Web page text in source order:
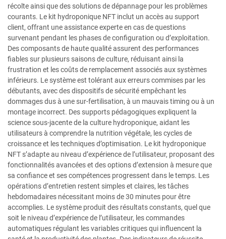
récolte ainsi que des solutions de dépannage pour les problèmes
courants. Le kit hydroponique NFT inclut un accès au support
client, offrant une assistance experte en cas de questions
survenant pendant les phases de configuration ou d’exploitation.
Des composants de haute qualité assurent des performances
fiables sur plusieurs saisons de culture, réduisant ainsi la
frustration et les coûts de remplacement associés aux systèmes
inférieurs. Le système est tolérant aux erreurs commises par les
débutants, avec des dispositifs de sécurité empêchant les
dommages dus à une sur-fertilisation, à un mauvais timing ou à un
montage incorrect. Des supports pédagogiques expliquent la
science sous-jacente de la culture hydroponique, aidant les
utilisateurs à comprendre la nutrition végétale, les cycles de
croissance et les techniques d’optimisation. Le kit hydroponique
NFT s’adapte au niveau d’expérience de l’utilisateur, proposant des
fonctionnalités avancées et des options d’extension à mesure que
sa confiance et ses compétences progressent dans le temps. Les
opérations d’entretien restent simples et claires, les tâches
hebdomadaires nécessitant moins de 30 minutes pour être
accomplies. Le système produit des résultats constants, quel que
soit le niveau d’expérience de l’utilisateur, les commandes
automatiques régulant les variables critiques qui influencent la